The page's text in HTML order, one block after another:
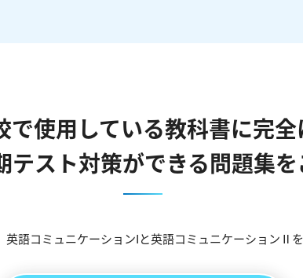
で使用している教科書に完
スト対策ができる問題集を
語コミュニケーションIと英語コミュニケーションⅡを